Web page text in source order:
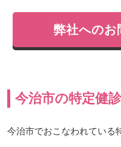
弊社へのお
今治市の特定健
今治市でおこなわれている